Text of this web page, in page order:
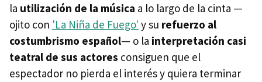
la utilización de la música a lo largo de la cinta —
ojito con 'La Niña de Fuego' y su refuerzo al
costumbrismo español— o la interpretación casi
teatral de sus actores consiguen que el
espectador no pierda el interés y quiera terminar